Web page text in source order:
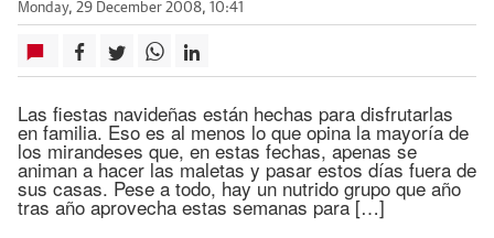
Monday, 29 December 2008, 10:41
Las fiestas navideñas están hechas para disfrutarlas
en familia. Eso es al menos lo que opina la mayoría de
los mirandeses que, en estas fechas, apenas se
animan a hacer las maletas y pasar estos días fuera de
sus casas. Pese a todo, hay un nutrido grupo que año
tras año aprovecha estas semanas para […]